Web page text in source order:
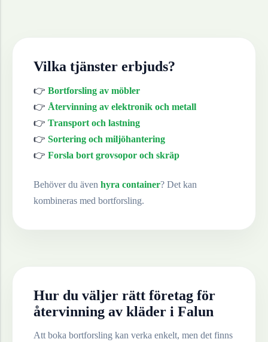
Vilka tjänster erbjuds?
👉 Bortforsling av möbler
👉 Återvinning av elektronik och metall
👉 Transport och lastning
👉 Sortering och miljöhantering
👉 Forsla bort grovsopor och skräp
Behöver du även hyra container? Det kan
kombineras med bortforsling.
Hur du väljer rätt företag för
återvinning av kläder i Falun
Att boka bortforsling kan verka enkelt, men det finns